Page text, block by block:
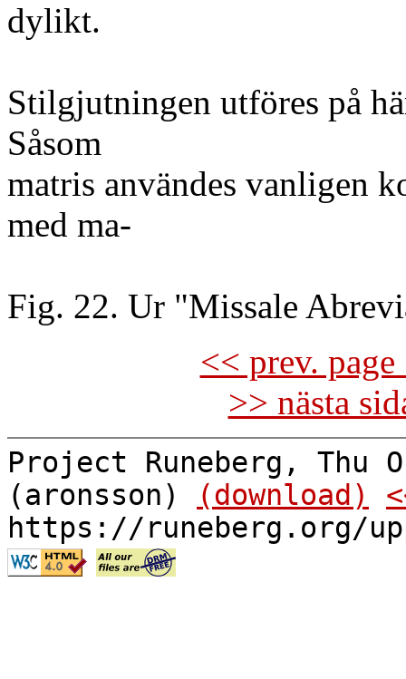
dylikt.
Stilgjutningen utföres på
Såsom
matris användes vanligen
med ma-
Fig. 22. Ur "Missale
<< prev.
>> nästa
Project Runeberg, Thu
(aronsson)
(download)
https://runeberg.org/